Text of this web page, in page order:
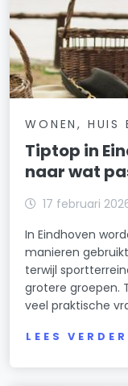
WONEN, HUIS
Tiptop in
naar wat
17 februari
In Eindhoven
manieren
terwijl
grotere groepen.
veel praktische
LEES VERDER